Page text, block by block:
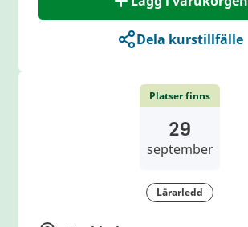
Dela kurstillfälle
Platser finns
29
september
Lärarledd